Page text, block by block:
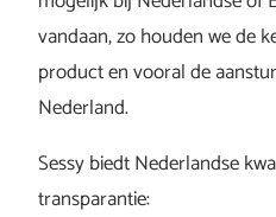
vandaan, zo houden we de
product en vooral de
Nederland.
Sessy biedt Nederlandse
transparantie: